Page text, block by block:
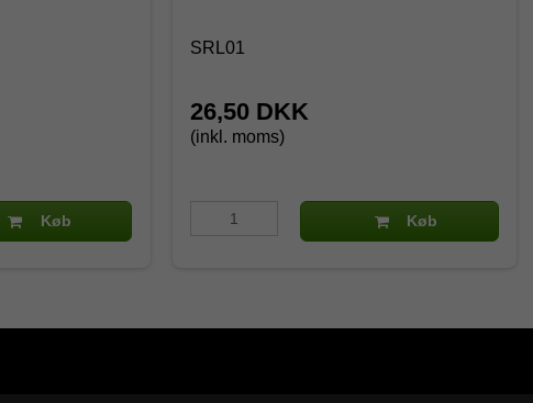
Køb
SRL01
26,50 DKK
(inkl. moms)
Køb